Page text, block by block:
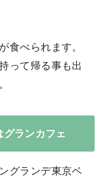
食べられます。
って帰る事も出
グランカフェ
グランデ東京ベ